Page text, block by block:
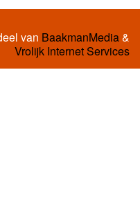
van BaakmanMedia&
Vrolijk Internet Services